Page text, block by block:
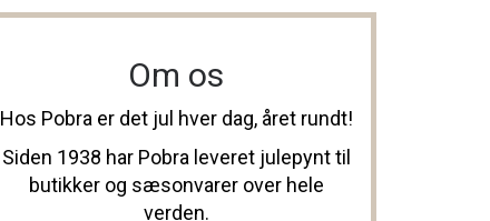
Om os
Hos Pobra er det jul hver dag, året rundt!
Siden 1938 har Pobra leveret julepynt til
butikker og sæsonvarer over hele
verden.